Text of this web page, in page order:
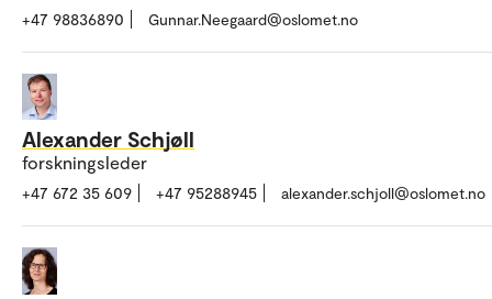
+47 98836890 Gunnar.Neegaard@oslomet.no
Alexander Schjøll
forskningsleder
+47 672 35 609 +47 95288945 alexander.schjoll@oslomet.no